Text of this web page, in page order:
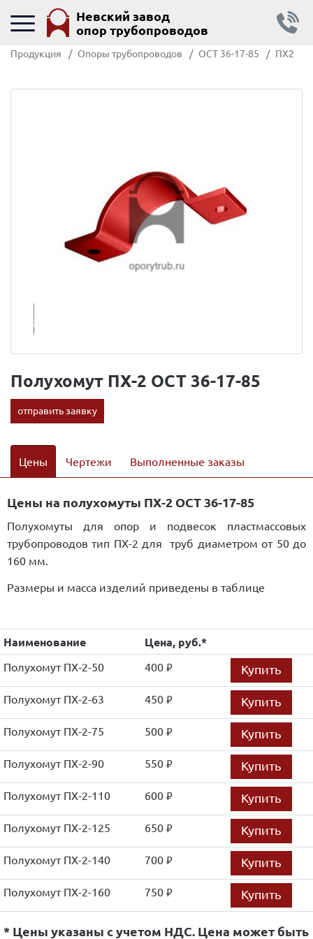
Невский завод
опор трубопроводов
Продукция Опоры трубопроводов ОСТ 36-17-85 ПХ2
Полухомут ПХ-2 ОСТ 36-17-85
отправить заявку
Цены Чертежи Выполненные заказы
Цены на полухомуты ПХ-2 ОСТ 36-17-85
Полухомуты для опор и подвесок пластмассовых
трубопроводов тип ПХ-2 для труб диаметром от 50 до
160 мм.
Размеры и масса изделий приведены в таблице
Наименование Цена, руб.*
Полухомут ПХ-2-50 400 руб. Купить
Полухомут ПХ-2-63 450 руб. Купить
Полухомут ПХ-2-75 500 руб. Купить
Полухомут ПХ-2-90 550 руб. Купить
Полухомут ПХ-2-110 600 руб. Купить
Полухомут ПХ-2-125 650 руб. Купить
Полухомут ПХ-2-140 700 руб. Купить
Полухомут ПХ-2-160 750 руб. Купить
* Цены указаны с учетом НДС. Цена может быть